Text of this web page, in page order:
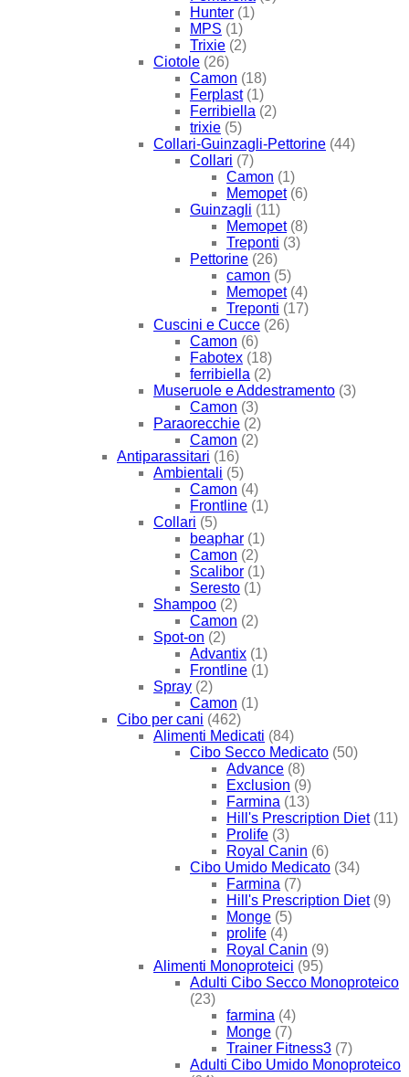
Hunter (1)
MPS (1)
Trixie (2)
Ciotole (26)
Camon (18)
Ferplast (1)
Ferribiella (2)
trixie (5)
Collari-Guinzagli-Pettorine (44)
Collari (7)
Camon (1)
Memopet (6)
Guinzagli (11)
Memopet (8)
Treponti (3)
Pettorine (26)
camon (5)
Memopet (4)
Treponti (17)
Cuscini e Cucce (26)
Camon (6)
Fabotex (18)
ferribiella (2)
Museruole e Addestramento (3)
Camon (3)
Paraorecchie (2)
Camon (2)
Antiparassitari (16)
Ambientali (5)
Camon (4)
Frontline (1)
Collari (5)
beaphar (1)
Camon (2)
Scalibor (1)
Seresto (1)
Shampoo (2)
Camon (2)
Spot-on (2)
Advantix (1)
Frontline (1)
Spray (2)
Camon (1)
Cibo per cani (462)
Alimenti Medicati (84)
Cibo Secco Medicato (50)
Advance (8)
Exclusion (9)
Farmina (13)
Hill's Prescription Diet (11)
Prolife (3)
Royal Canin (6)
Cibo Umido Medicato (34)
Farmina (7)
Hill's Prescription Diet (9)
Monge (5)
prolife (4)
Royal Canin (9)
Alimenti Monoproteici (95)
Adulti Cibo Secco Monoproteico
(23)
farmina (4)
Monge (7)
Trainer Fitness3 (7)
Adulti Cibo Umido Monoproteico